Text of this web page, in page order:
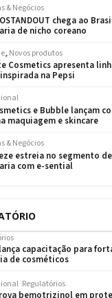
capacitação para
de cosméticos
Regulatórios
bemotrizinol em